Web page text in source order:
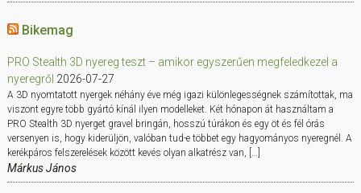
Bikemag
PRO Stealth 3D nyereg teszt – amikor egyszerűen megfeledkezel a
nyeregről 2026-07-27
A 3D nyomtatott nyergek néhány éve még igazi különlegességnek számítottak, ma
viszont egyre több gyártó kínál ilyen modelleket. Két hónapon át használtam a
PRO Stealth 3D nyerget gravel bringán, hosszú túrákon és egy öt és fél órás
versenyen is, hogy kiderüljön, valóban tud-e többet egy hagyományos nyeregnél. A
kerékpáros felszerelések között kevés olyan alkatrész van, […]
Márkus János